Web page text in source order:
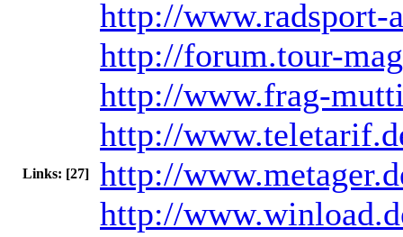
Links: [27]
http://www.radsport-
http://forum.tour-
http://www.frag-
http://
http://
http://